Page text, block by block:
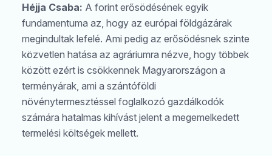
Héjja Csaba: A forint erősödésének egyik
fundamentuma az, hogy az európai földgázárak
megindultak lefelé. Ami pedig az erősödésnek szinte
közvetlen hatása az agráriumra nézve, hogy többek
között ezért is csökkennek Magyarországon a
terményárak, ami a szántóföldi
növénytermesztéssel foglalkozó gazdálkodók
számára hatalmas kihívást jelent a megemelkedett
termelési költségek mellett.